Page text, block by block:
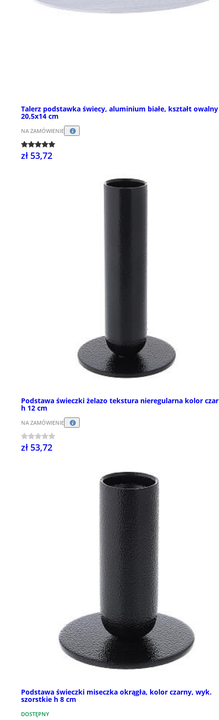
Talerz podstawka świecy, aluminium białe, kształt owalny
20,5x14 cm
NA ZAMÓWIENIE
zł 53,72
Podstawa świeczki żelazo tekstura nieregularna kolor
h 12 cm
NA ZAMÓWIENIE
zł 53,72
Podstawa świeczki miseczka okrągła, kolor czarny, wyk.
szorstkie h 8 cm
DOSTĘPNY